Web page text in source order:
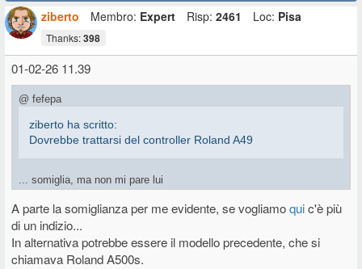
ziberto
Membro: Expert Risp: 2461 Loc: Pisa
Thanks:398
01-02-26 11.39
@ fefepa
ziberto ha scritto:
Dovrebbe trattarsi del controller Roland A49
... somiglia, ma non mi pare lui
A parte la somiglianza per me evidente, se vogliamoquic'è più
di un indizio...
In alternativa potrebbe essere il modello precedente, che si
chiamava Roland A500s.